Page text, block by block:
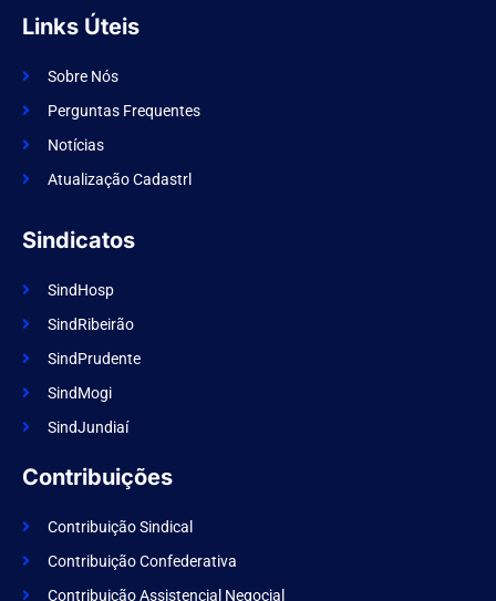
f
a
e
o
k
g
r
m
Links Úteis
Sobre Nós
Perguntas Frequentes
Notícias
Atualização Cadastrl
Sindicatos
SindHosp
SindRibeirão
SindPrudente
SindMogi
SindJundiaí
Contribuições
Contribuição Sindical
Contribuição Confederativa
Contribuição Assistencial Negocial